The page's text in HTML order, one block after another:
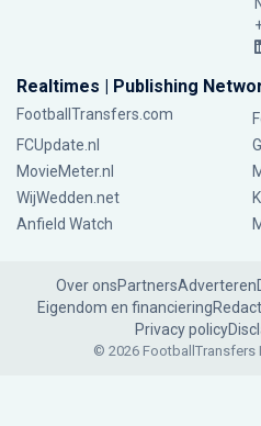
Realtimes | Publishing
FootballTransfers.com
FCUpdate.nl
MovieMeter.nl
WijWedden.net
Anfield Watch
Over onsPartnersAdverteren
Eigendom en financiering
Privacy policy
© 2026 FootballTransfers